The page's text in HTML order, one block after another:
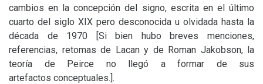
cambios en la concepción del signo, escrita en el último
cuarto del siglo XIX pero desconocida u olvidada hasta la
década de 1970 [Si bien hubo breves menciones,
referencias, retomas de Lacan y de Roman Jakobson, la
teoría de Peirce no llegó a formar de sus
artefactos conceptuales.].